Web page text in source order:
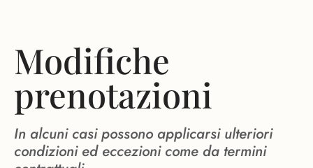
Modifiche
prenotazioni
In alcuni casi possono applicarsi ulteriori
condizioni ed eccezioni come da termini